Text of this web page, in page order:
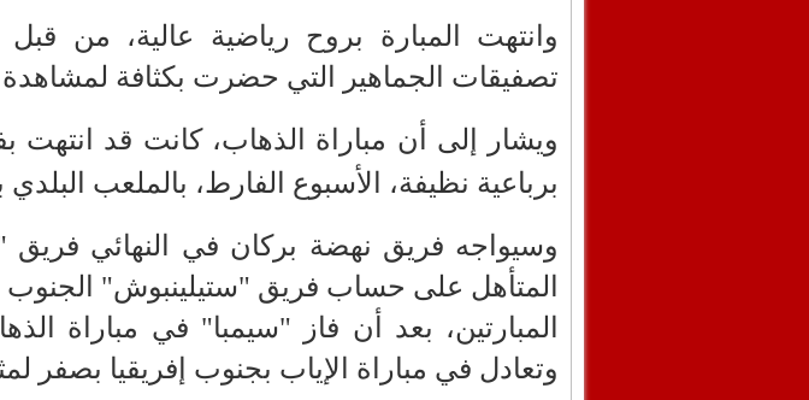
وانتهت المبارة بروح رياضية عالية، من
تصفيقات الجماهير التي حضرت بكثافة لمشاهدة
ويشار إلى أن مباراة الذهاب، كانت قد انتهت
برباعية نظيفة، الأسبوع الفارط، بالملعب البلدي
وسيواجه فريق نهضة بركان في النهائي فريق
المتأهل على حساب فريق "ستيلينبوش"
المبارتين، بعد أن فاز "سيمبا" في مباراة
وتعادل في مباراة الإياب بجنوب إفريقيا بصفر